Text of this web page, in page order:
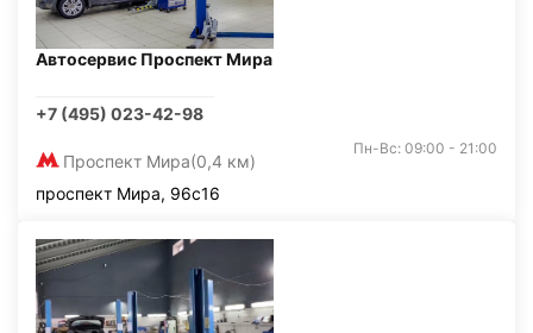
Автосервис Проспект Мира
+7 (495) 023-42-98
Проспект Мира(0,4 км)
Пн-Вс: 09:00 - 21:00
проспект Мира, 96с16